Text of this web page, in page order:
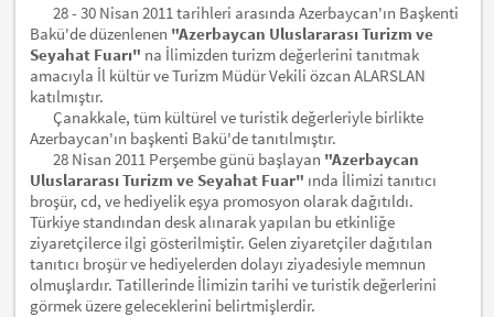
28 - 30 Nisan 2011 tarihleri arasında Azerbaycan'ın Başkenti
Bakü'de düzenlenen "Azerbaycan Uluslararası Turizm ve
Seyahat Fuarı" na İlimizden turizm değerlerini tanıtmak
amacıyla İl kültür ve Turizm Müdür Vekili özcan ALARSLAN
katılmıştır.
Çanakkale, tüm kültürel ve turistik değerleriyle birlikte
Azerbaycan'ın başkenti Bakü'de tanıtılmıştır.
28 Nisan 2011 Perşembe günü başlayan "Azerbaycan
Uluslararası Turizm ve Seyahat Fuar" ında İlimizi tanıtıcı
broşür, cd, ve hediyelik eşya promosyon olarak dağıtıldı.
Türkiye standından desk alınarak yapılan bu etkinliğe
ziyaretçilerce ilgi gösterilmiştir. Gelen ziyaretçiler dağıtılan
tanıtıcı broşür ve hediyelerden dolayı ziyadesiyle memnun
olmuşlardır. Tatillerinde İlimizin tarihi ve turistik değerlerini
görmek üzere geleceklerini belirtmişlerdir.